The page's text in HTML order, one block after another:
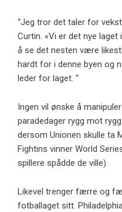
“Jeg tror det taler for
Curtin. «Vi er det nye
å se det nesten være
hardt for i denne byen og
leder for laget. “
Ingen vil ønske å
paradedager rygg mot
dersom Unionen skulle ta
Fightins vinner World
spillere spådde de ville).
Likevel trenger færre og
fotballaget sitt.